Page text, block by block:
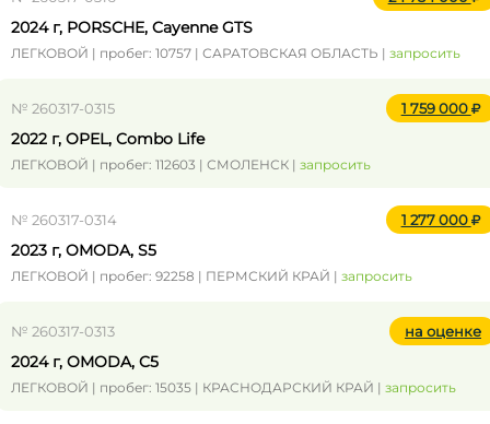
2024 г, PORSCHE, Cayenne GTS
ЛЕГКОВОЙ | пробег: 10757 | САРАТОВСКАЯ ОБЛАСТЬ | запросить
№ 260317-0315 1 759 000
2022 г, OPEL, Combo Life
ЛЕГКОВОЙ | пробег: 112603 | СМОЛЕНСК | запросить
№ 260317-0314 1 277 000
2023 г, OMODA, S5
ЛЕГКОВОЙ | пробег: 92258 | ПЕРМСКИЙ КРАЙ | запросить
№ 260317-0313 на оценке
2024 г, OMODA, C5
ЛЕГКОВОЙ | пробег: 15035 | КРАСНОДАРСКИЙ КРАЙ | запросить